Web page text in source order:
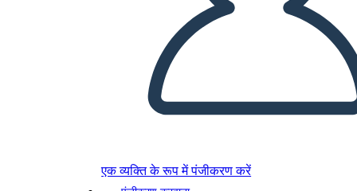
एक व्यक्ति के रूप में पंजीकरण करें